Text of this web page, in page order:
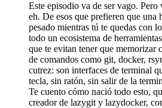
Este episodio va de ser vago. Pero
eh. De esos que prefieren que una
pesado mientras tú te quedas con
todo un ecosistema de
que te evitan tener que memorizar
de comandos como git, docker,
cutrez: son interfaces de terminal
tecla, sin ratón, sin salir de la
Te cuento cómo nació todo esto,
creador de lazygit y lazydocker,